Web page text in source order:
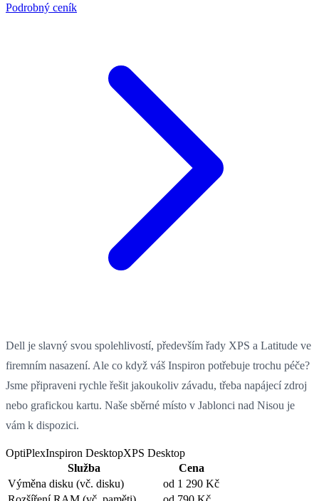
Podrobný ceník
Dell je slavný svou spolehlivostí, především řady XPS a Latitude ve
firemním nasazení. Ale co když váš Inspiron potřebuje trochu péče?
Jsme připraveni rychle řešit jakoukoliv závadu, třeba napájecí zdroj
nebo grafickou kartu. Naše sběrné místo v Jablonci nad Nisou je
vám k dispozici.
OptiPlexInspiron DesktopXPS Desktop
Služba
Cena
Výměna disku (vč. disku)
od 1 290 Kč